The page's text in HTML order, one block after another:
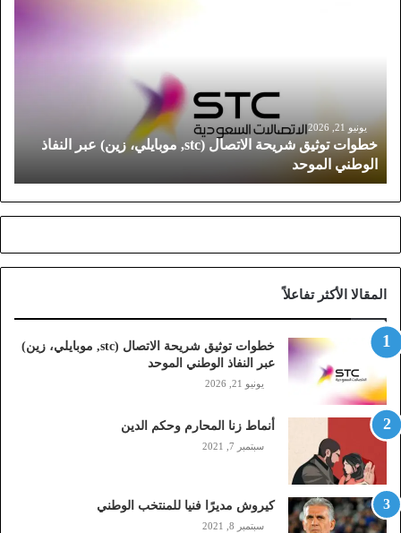
و
ش
ر
ل
ا
ت
ص
ل
(
s
,
م
و
يونيو 21, 2026
خطوات توثيق شريحة الاتصال (stc, موبايلي، زين) عبر النفاذ
الوطني الموحد
المقالا الأكثر تفاعلاً
خطوات توثيق شريحة الاتصال (stc, موبايلي، زين)
عبر النفاذ الوطني الموحد
يونيو 21, 2026
أنماط زنا المحارم وحكم الدين
سبتمبر 7, 2021
كيروش مديرًا فنيا للمنتخب الوطني
سبتمبر 8, 2021